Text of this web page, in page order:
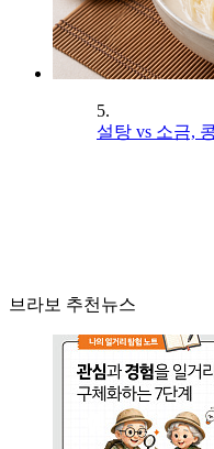
5.
설탕 vs 소금,
브라보 추천뉴스